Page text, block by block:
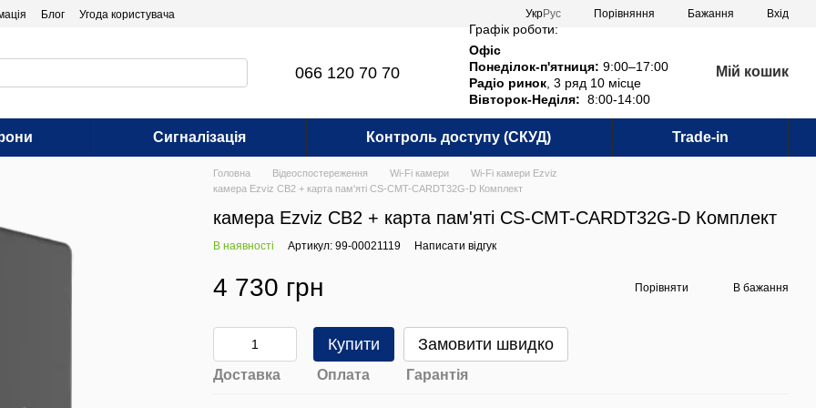
Блог Угода користувача УкрРус Порівняння Бажання Вхід
066 120 70 70
Графік роботи:
Офіс
Понеділок-п'ятниця: 9:00–17:00
Радіо ринок , 3 ряд 10 місце
Вівторок-Неділя: 8:00-14:00
Мій кошик
Сигналізація Контроль доступу (СКУД) Trade-in
Головна Відеоспостереження Wi-Fi камери
Wi-Fi камери Ezviz
камера Ezviz CB2 + карта пам'яті CS-CMT-CARDT32G-D Комплект
камера Ezviz CB2 + карта пам'яті CS-CMT-CARDT32G-D Комплект
В наявності Артикул: 99-00021119 Написати відгук
4 730 грн Порівняти В бажання
Купити Замовити швидко
Доставка Оплата Гарантія